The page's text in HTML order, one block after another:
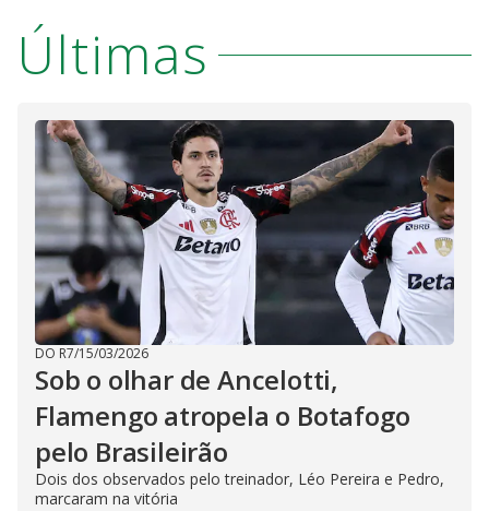
Últimas
DO R7/15/03/2026
Sob o olhar de Ancelotti,
Flamengo atropela o Botafogo
pelo Brasileirão
Dois dos observados pelo treinador, Léo Pereira e Pedro,
marcaram na vitória